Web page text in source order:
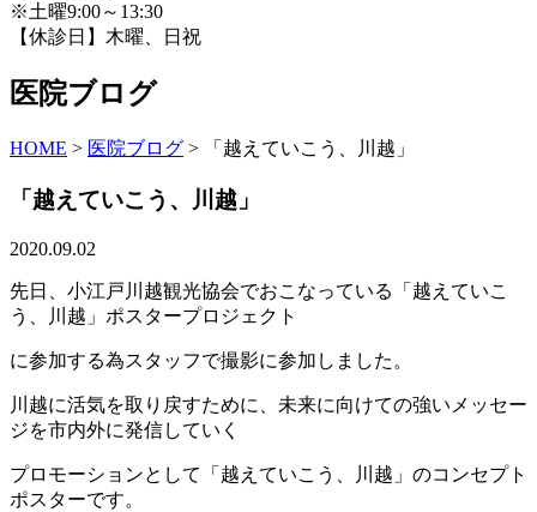
※土曜9:00～13:30
【休診日】木曜、日祝
医院ブログ
HOME > 医院ブログ > 「越えていこう、川越」
「越えていこう、川越」
2020.09.02
先日、小江戸川越観光協会でおこなっている「越えていこ
う、川越」ポスタープロジェクト
に参加する為スタッフで撮影に参加しました。
川越に活気を取り戻すために、未来に向けての強いメッセー
ジを市内外に発信していく
プロモーションとして「越えていこう、川越」のコンセプト
ポスターです。